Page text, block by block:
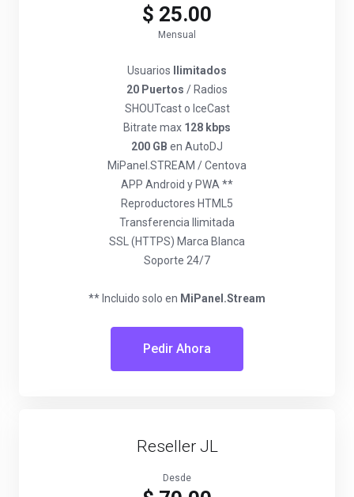
$ 25.00
Mensual
Usuarios
Ilimitados
20 Puertos / Radios
SHOUTcast o IceCast
Bitrate max 128 kbps
200 GB en AutoDJ
MiPanel.STREAM / Centova
APP Android y PWA **
Reproductores HTML5
Transferencia Ilimitada
SSL (HTTPS) Marca Blanca
Soporte 24/7
** Incluido solo en MiPanel.Stream
Pedir Ahora
Reseller JL
Desde